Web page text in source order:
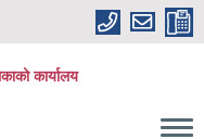
कार्यालय